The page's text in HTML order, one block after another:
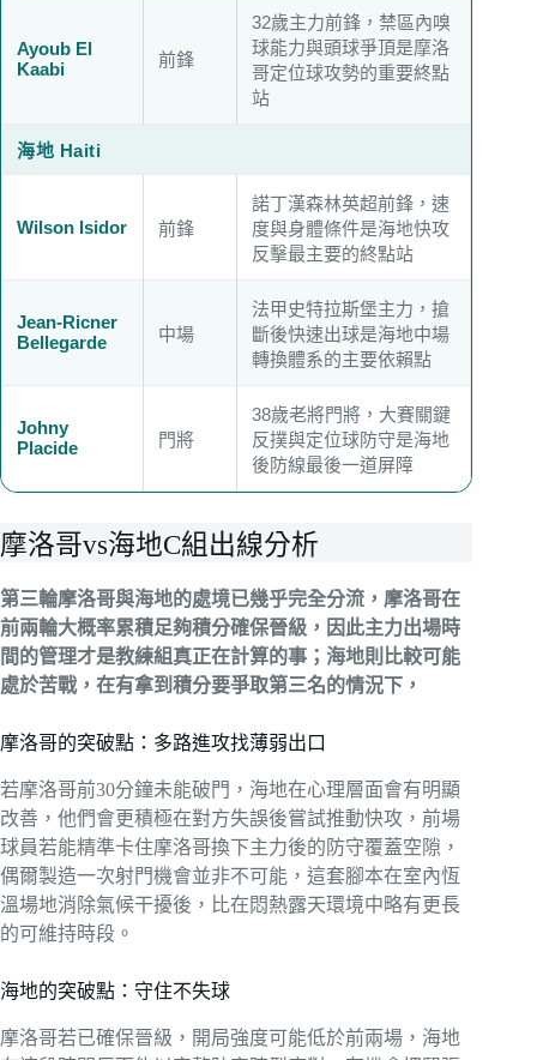
Ayoub El
Kaabi
前鋒
32歲主力前鋒，禁區內嗅
球能力與頭球爭頂是摩洛
哥定位球攻勢的重要終點
站
海地 Haiti
Wilson Isidor 前鋒
諾丁漢森林英超前鋒，速
度與身體條件是海地快攻
反擊最主要的終點站
Jean-Ricner
Bellegarde
中場
法甲史特拉斯堡主力，搶
斷後快速出球是海地中場
轉換體系的主要依賴點
Johny
Placide
門將
38歲老將門將，大賽關鍵
反撲與定位球防守是海地
後防線最後一道屏障
摩洛哥vs海地C組出線分析
第三輪摩洛哥與海地的處境已幾乎完全分流，摩洛哥在
前兩輪大概率累積足夠積分確保晉級，因此主力出場時
間的管理才是教練組真正在計算的事；海地則比較可能
處於苦戰，在有拿到積分要爭取第三名的情況下，
摩洛哥的突破點：多路進攻找薄弱出口
若摩洛哥前30分鐘未能破門，海地在心理層面會有明顯
改善，他們會更積極在對方失誤後嘗試推動快攻，前場
球員若能精準卡住摩洛哥換下主力後的防守覆蓋空隙，
偶爾製造一次射門機會並非不可能，這套腳本在室內恆
溫場地消除氣候干擾後，比在悶熱露天環境中略有更長
的可維持時段。
海地的突破點：守住不失球
摩洛哥若已確保晉級，開局強度可能低於前兩場，海地